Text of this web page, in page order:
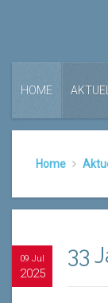
HOME
Home
09 Jul
2025
33